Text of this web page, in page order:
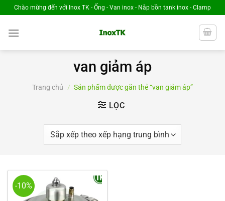
Chuyển
đến
nội
Chào mừng đến với Inox TK - Ống - Van inox - Nắp bồn tank inox - Clamp
van giảm áp
Trang chủ / Sản phẩm được gắn thẻ “van giảm áp”
LỌC
-10%